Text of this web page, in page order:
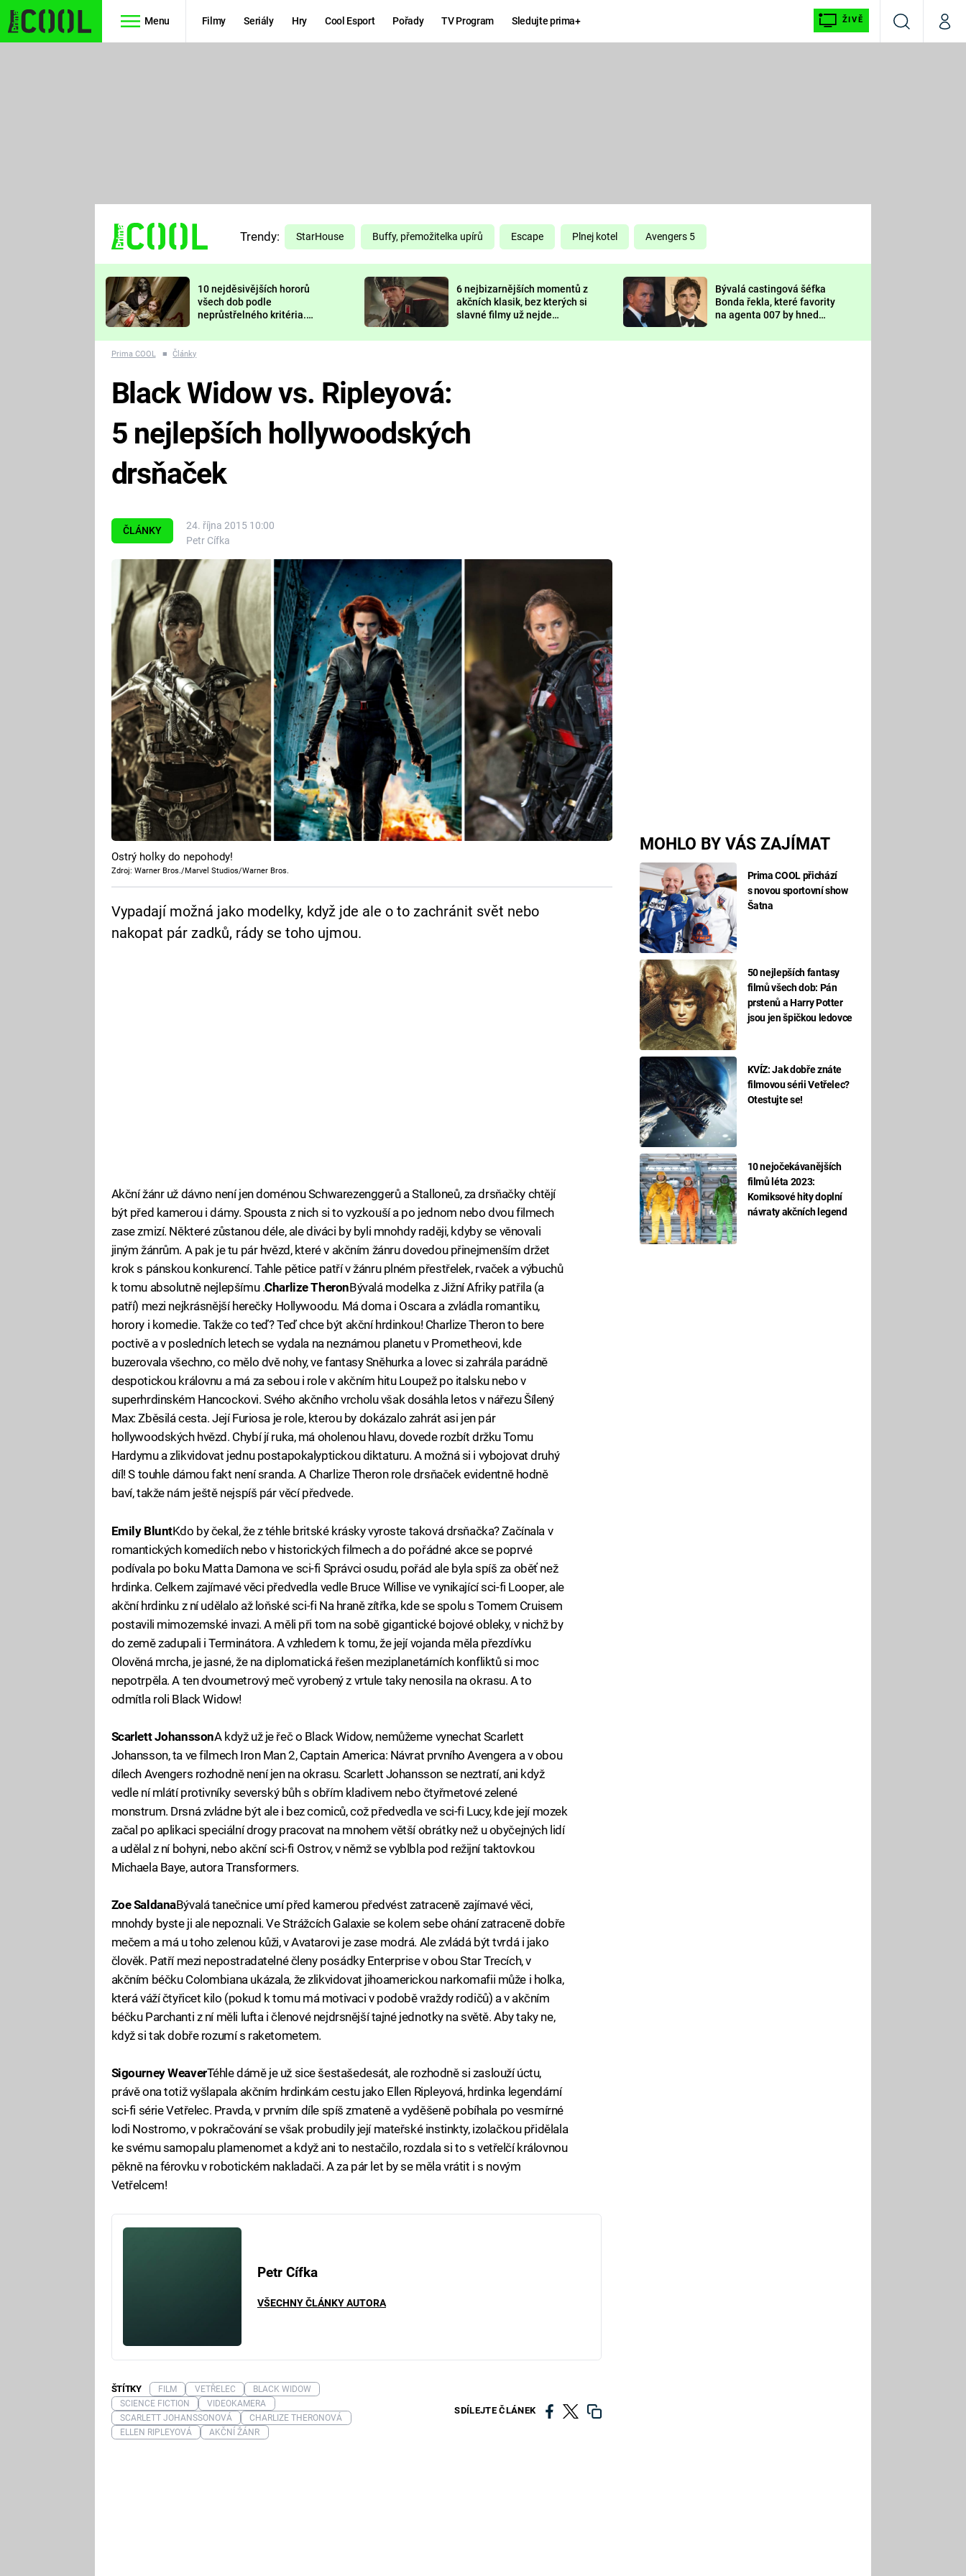
Menu Filmy Seriály Hry Cool Esport Pořady TV Program Sledujte prima+ ŽIVĚ
VyhledáváníMůj
TŘESKU
FUTURAMA
PREDÁTOR
DELIVERANCE
KOMEDIE
CHUCK
NORRIS
DEADPOOL
Prima LAJK
Sledujte nás
Trendy: StarHouse Buffy, přemožitelka upírů Escape Plnej kotel Avengers 5
10 nejděsivějších hororů
všech dob podle
neprůstřelného kritéria.
nejvíc zvednou tep?
6 nejbizarnějších momentů z
akčních klasik, bez kterých si
slavné filmy už nejde
Bývalá castingová šéfka
Bonda řekla, které favority
na agenta 007 by hned
Prima COOL ■ Články
ČLÁNKY
24. října 2015 10:00
Petr Cífka
MOHLO BY VÁS ZAJÍMAT
Prima COOL přichází
s novou sportovní show
Šatna
50 nejlepších fantasy
filmů všech dob: Pán
prstenů a Harry Potter
jsou jen špičkou ledovce
KVÍZ: Jak dobře znáte
filmovou sérii Vetřelec?
Otestujte se!
10 nejočekávanějších
filmů léta 2023:
Komiksové hity doplní
návraty akčních legend
Black Widow vs. Ripleyová:
5 nejlepších hollywoodských
drsňaček
Ostrý holky do nepohody!
Zdroj: Warner Bros./Marvel Studios/Warner Bros.
Vypadají možná jako modelky, když jde ale o to zachránit svět nebo
nakopat pár zadků, rády se toho ujmou.
Akční žánr už dávno není jen doménou Schwarezenggerů a Stalloneů, za drsňačky chtějí
být před kamerou i dámy. Spousta z nich si to vyzkouší a po jednom nebo dvou filmech
zase zmizí. Některé zůstanou déle, ale diváci by byli mnohdy raději, kdyby se věnovali
jiným žánrům. A pak je tu pár hvězd, které v akčním žánru dovedou přinejmenším držet
krok s pánskou konkurencí. Tahle pětice patří v žánru plném přestřelek, rvaček a výbuchů
k tomu absolutně nejlepšímu .Charlize TheronBývalá modelka z Jižní Afriky patřila (a
patří) mezi nejkrásnější herečky Hollywoodu. Má doma i Oscara a zvládla romantiku,
horory i komedie. Takže co teď? Teď chce být akční hrdinkou! Charlize Theron to bere
poctivě a v posledních letech se vydala na neznámou planetu v Prometheovi, kde
buzerovala všechno, co mělo dvě nohy, ve fantasy Sněhurka a lovec si zahrála parádně
despotickou královnu a má za sebou i role v akčním hitu Loupež po italsku nebo v
superhrdinském Hancockovi. Svého akčního vrcholu však dosáhla letos v nářezu Šílený
Max: Zběsilá cesta. Její Furiosa je role, kterou by dokázalo zahrát asi jen pár
hollywoodských hvězd. Chybí jí ruka, má oholenou hlavu, dovede rozbít držku Tomu
Hardymu a zlikvidovat jednu postapokalyptickou diktaturu. A možná si i vybojovat druhý
díl! S touhle dámou fakt není sranda. A Charlize Theron role drsňaček evidentně hodně
baví, takže nám ještě nejspíš pár věcí předvede.
Emily BluntKdo by čekal, že z téhle britské krásky vyroste taková drsňačka? Začínala v
romantických komediích nebo v historických filmech a do pořádné akce se poprvé
podívala po boku Matta Damona ve sci-fi Správci osudu, pořád ale byla spíš za oběť než
hrdinka. Celkem zajímavé věci předvedla vedle Bruce Willise ve vynikající sci-fi Looper, ale
akční hrdinku z ní udělalo až loňské sci-fi Na hraně zítřka, kde se spolu s Tomem Cruisem
postavili mimozemské invazi. A měli při tom na sobě gigantické bojové obleky, v nichž by
do země zadupali i Terminátora. A vzhledem k tomu, že její vojanda měla přezdívku
Olověná mrcha, je jasné, že na diplomatická řešen meziplanetárních konfliktů si moc
nepotrpěla. A ten dvoumetrový meč vyrobený z vrtule taky nenosila na okrasu. A to
odmítla roli Black Widow!
Scarlett JohanssonA když už je řeč o Black Widow, nemůžeme vynechat Scarlett
Johansson, ta ve filmech Iron Man 2, Captain America: Návrat prvního Avengera a v obou
dílech Avengers rozhodně není jen na okrasu. Scarlett Johansson se neztratí, ani když
vedle ní mlátí protivníky severský bůh s obřím kladivem nebo čtyřmetové zelené
monstrum. Drsná zvládne být ale i bez comiců, což předvedla ve sci-fi Lucy, kde její mozek
začal po aplikaci speciální drogy pracovat na mnohem větší obrátky než u obyčejných lidí
a udělal z ní bohyni, nebo akční sci-fi Ostrov, v němž se vyblbla pod režijní taktovkou
Michaela Baye, autora Transformers.
Zoe SaldanaBývalá tanečnice umí před kamerou předvést zatraceně zajímavé věci,
mnohdy byste ji ale nepoznali. Ve Strážcích Galaxie se kolem sebe ohání zatraceně dobře
mečem a má u toho zelenou kůži, v Avatarovi je zase modrá. Ale zvládá být tvrdá i jako
člověk. Patří mezi nepostradatelné členy posádky Enterprise v obou Star Trecích, v
akčním béčku Colombiana ukázala, že zlikvidovat jihoamerickou narkomafii může i holka,
která váží čtyřicet kilo (pokud k tomu má motivaci v podobě vraždy rodičů) a v akčním
béčku Parchanti z ní měli lufta i členové nejdrsnější tajné jednotky na světě. Aby taky ne,
když si tak dobře rozumí s raketometem.
Sigourney WeaverTéhle dámě je už sice šestašedesát, ale rozhodně si zaslouží úctu,
právě ona totiž vyšlapala akčním hrdinkám cestu jako Ellen Ripleyová, hrdinka legendární
sci-fi série Vetřelec. Pravda, v prvním díle spíš zmateně a vyděšeně pobíhala po vesmírné
lodi Nostromo, v pokračování se však probudily její mateřské instinkty, izolačkou přidělala
ke svému samopalu plamenomet a když ani to nestačilo, rozdala si to s vetřelčí královnou
pěkně na férovku v robotickém nakladači. A za pár let by se měla vrátit i s novým
Vetřelcem!
Petr Cífka
VŠECHNY ČLÁNKY AUTORA
SDÍLEJTE ČLÁNEK
ŠTÍTKY FILM VETŘELEC
BLACK WIDOW
SCIENCE FICTION
VIDEOKAMERA
SCARLETT JOHANSSONOVÁ
CHARLIZE THERONOVÁ
ELLEN RIPLEYOVÁ
AKČNÍ ŽÁNR